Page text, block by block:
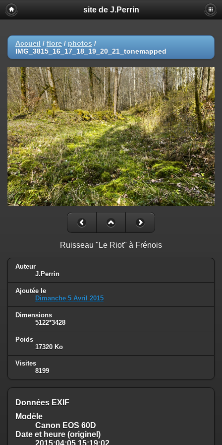
site de J.Perrin
Accueil / flore / photos /
IMG_3815_16_17_18_19_20_21_tonemapped
Ruisseau "Le Riot" à Frénois
Auteur
J.Perrin
Ajoutée le
Dimanche 5 Avril 2015
Dimensions
5122*3428
Poids
17320 Ko
Visites
8199
Données EXIF
Modèle
Canon EOS 60D
Date et heure (originel)
2015:04:05 15:19:02